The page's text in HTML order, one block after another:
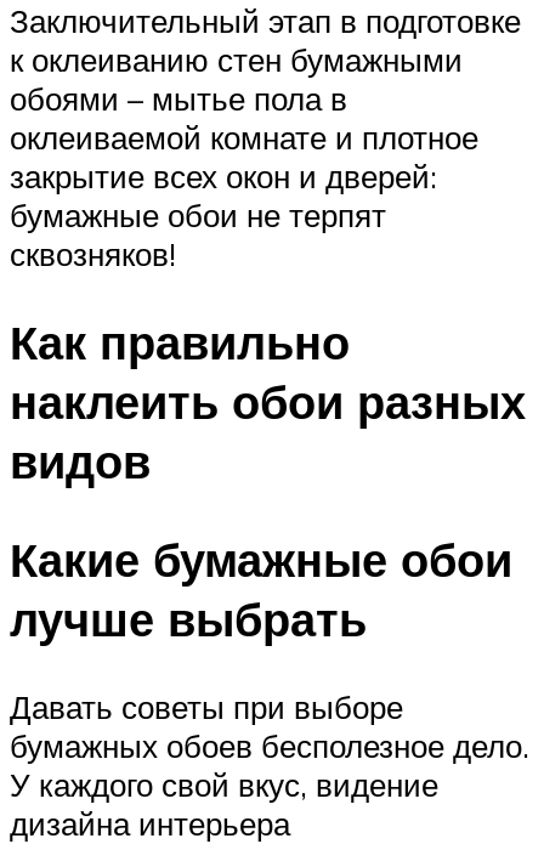
Заключительный этап в подготовке
к оклеиванию стен бумажными
обоями – мытье пола в
оклеиваемой комнате и плотное
закрытие всех окон и дверей:
бумажные обои не терпят
сквозняков!
Как правильно
наклеить обои разных
видов
Какие бумажные обои
лучше выбрать
Давать советы при выборе
бумажных обоев бесполезное дело.
У каждого свой вкус, видение
дизайна интерьера